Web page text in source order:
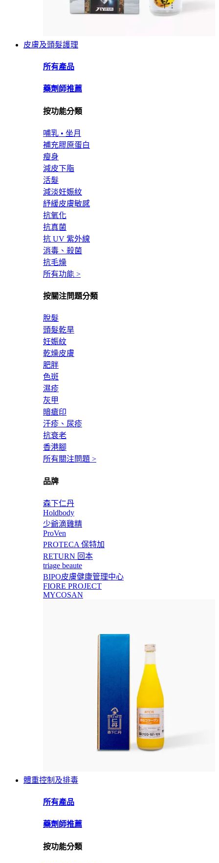
皮膚及頭髮護理
所有產品
藥劑師推薦
按功能分類
哺乳 • 坐月
補充膠原蛋白
瘦身
減皮下脂
活髮
減淡妊娠紋
紓緩皮膚敏感
抗氧化
抗真菌
抗 UV 紫外線
消毒、殺菌
抗毛燥
所有功能 >
按關注問題分類
脫髮
頭髮乾旱
妊娠紋
乾燥皮膚
肥胖
色斑
濕疹
灰甲
暗瘡印
汗疹、尿疹
抗衰老
香港腳
所有關注問題 >
品牌
森下仁丹
Holdbody
少爺滴雞精
ProVen
PROTECA 保特加
RETURN 回本
triage beaute
BIPO皮膚健康管理中心
FIORE PROJECT
MYCOSAN
體重控制及排毒
所有產品
藥劑師推薦
按功能分類